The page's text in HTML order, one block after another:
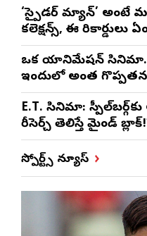
‘స్పైడర్ మ్యాన్’ అంటే
కలెక్షన్స్, ఈ రికార్డులు
ఒక యానిమేషన్ సినిమా..20
ఇందులో అంత
E.T. సినిమా: స్పీల్‌బర్గ్‌కు
రీసెర్చ్ తెలిస్తే మైండ్
స్పోర్ట్స్ న్యూస్